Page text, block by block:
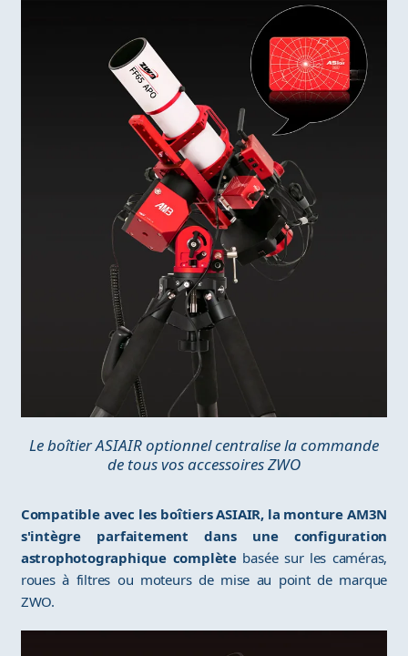
Le boîtier ASIAIR optionnel centralise la commande
de tous vos accessoires ZWO
Compatible avec les boîtiers ASIAIR, la monture AM3N
s'intègre parfaitement dans une configuration
astrophotographique complètebasée sur les caméras,
roues à filtres ou moteurs de mise au point de marque
ZWO.